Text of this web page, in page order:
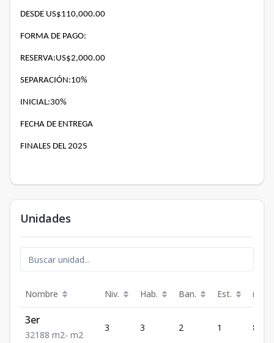
DESDE US$110,000.00
FORMA DE PAGO:
RESERVA:US$2,000.00
SEPARACIÓN:10%
INICIAL:30%
FECHA DE ENTREGA
FINALES DEL 2025
Unidades
Nombre Niv. Hab. Ban. Est. m²
3er
321 88 m2- m2
3 3 2 1 88